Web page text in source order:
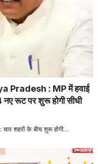
: MP में हवाई
रूट पर शुरू होगी सीधी
शहरों के बीच शुरू होगी…